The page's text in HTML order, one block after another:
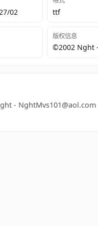
02 ttf
版权信息
©2002 Nght
-